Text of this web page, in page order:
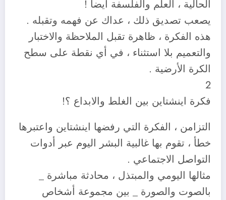
الحالية ، العلم والفلسفة أيضا !
يصعب تصديق ذلك ، عداك عن فهمه وتقبله .
هذه الفكرة ، ظاهرة تقبل الملاحظة والاختبار
والتعميم بلا استثناء ، في أي نقطة على سطح
الكرة الأرضية .
2
فكرة اينشتاين بين الغلط والابداع ؟!
التزامن ، الفكرة التي رفضها اينشتاين واعتبرها
خطأ ، تقوم بها غالبية البشر اليوم عبر أدوات
التواصل الاجتماعي .
مثالها اليومي والمبتذل ، محادثة مباشرة _
بالصوت والصورة _ بين مجموعة أشخاص